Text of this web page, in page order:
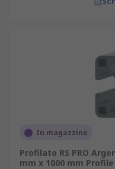
In magazzino
Profilato RS PRO
mm x 1000 mm